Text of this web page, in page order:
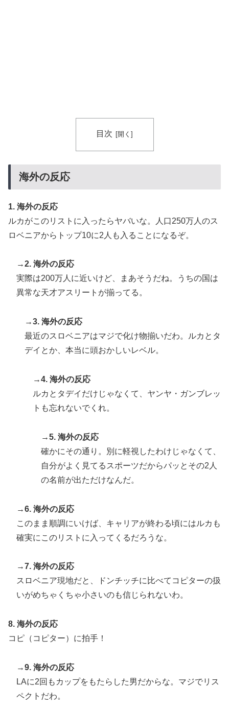
目次
海外の反応
1. 海外の反応
ルカがこのリストに入ったらヤバいな。人口250万人のス
ロベニアからトップ10に2人も入ることになるぞ。
→2. 海外の反応
実際は200万人に近いけど、まあそうだね。うちの国は
異常な天才アスリートが揃ってる。
→3. 海外の反応
最近のスロベニアはマジで化け物揃いだわ。ルカとタ
デイとか、本当に頭おかしいレベル。
→4. 海外の反応
ルカとタデイだけじゃなくて、ヤンヤ・ガンブレッ
トも忘れないでくれ。
→5. 海外の反応
確かにその通り。別に軽視したわけじゃなくて、
自分がよく見てるスポーツだからパッとその2人
の名前が出ただけなんだ。
→6. 海外の反応
このまま順調にいけば、キャリアが終わる頃にはルカも
確実にこのリストに入ってくるだろうな。
→7. 海外の反応
スロベニア現地だと、ドンチッチに比べてコピターの扱
いがめちゃくちゃ小さいのも信じられないわ。
8. 海外の反応
コピ（コピター）に拍手！
→9. 海外の反応
LAに2回もカップをもたらした男だからな。マジでリス
ペクトだわ。